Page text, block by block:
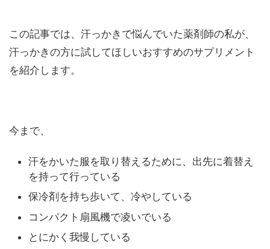
この記事では、汗っかきで悩んでいた薬剤師の私が、
汗っかきの方に試してほしいおすすめのサプリメント
を紹介します。
今まで、
汗をかいた服を取り替えるために、出先に着替え
を持って行っている
保冷剤を持ち歩いて、冷やしている
コンパクト扇風機で凌いでいる
とにかく我慢している